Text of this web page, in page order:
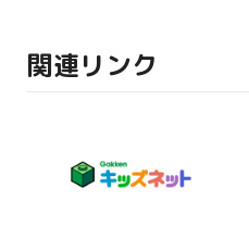
関連リンク